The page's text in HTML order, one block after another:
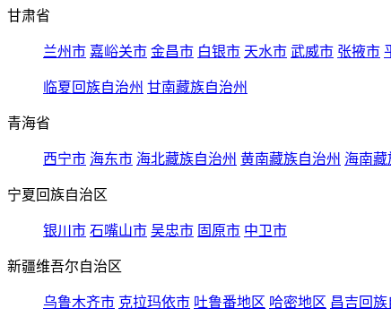
甘肃省
兰州市 嘉峪关市 金昌市 白银市 天水市 武威市 张掖市
临夏回族自治州 甘南藏族自治州
青海省
西宁市 海东市 海北藏族自治州 黄南藏族自治州 海南藏
宁夏回族自治区
银川市 石嘴山市 吴忠市 固原市 中卫市
新疆维吾尔自治区
乌鲁木齐市 克拉玛依市 吐鲁番地区 哈密地区 昌吉回族